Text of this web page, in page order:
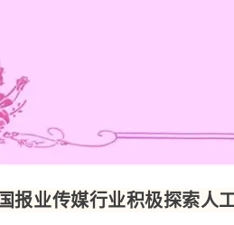
报业传媒行业积极探索人